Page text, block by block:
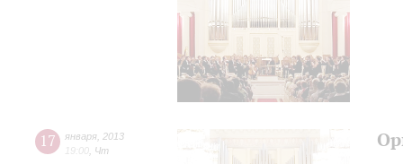
17 января 2013
19:00 Чт